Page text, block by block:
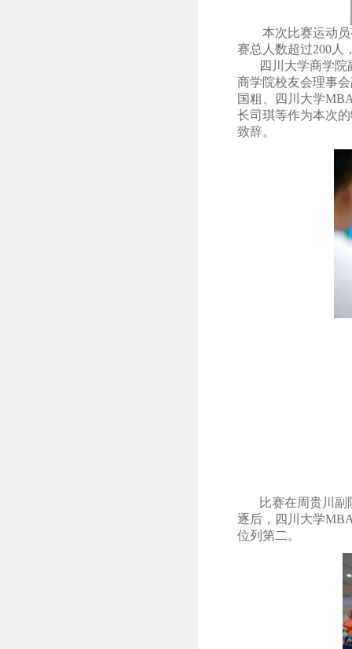
本次比赛运动
赛总人数超过200 人
四川大学商学院
商学院校友会理事会
国粗
四川大学
长司琪等作为本次
致辞。
比赛在周贵川副
逐后 ，四川大学
位列第二。